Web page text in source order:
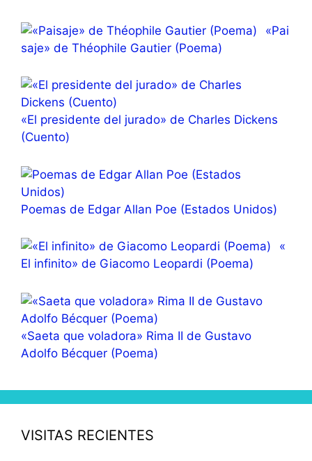
«Pai
saje» de Théophile Gautier (Poema)
«El presidente del jurado» de Charles Dickens
(Cuento)
Poemas de Edgar Allan Poe (Estados Unidos)
«
El infinito» de Giacomo Leopardi (Poema)
«Saeta que voladora» Rima II de Gustavo
Adolfo Bécquer (Poema)
VISITAS RECIENTES